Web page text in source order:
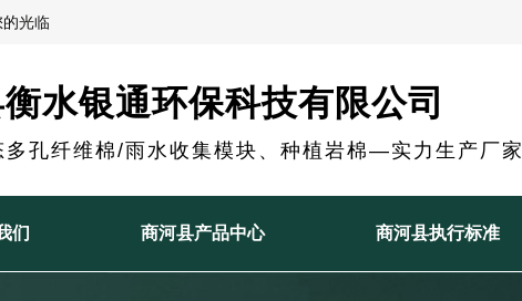
光临
水银通环保科技有限公司
多孔纤维棉/雨水收集模块、种植岩棉—实力生产厂家
们 商河县产品中心 商河县执行标准